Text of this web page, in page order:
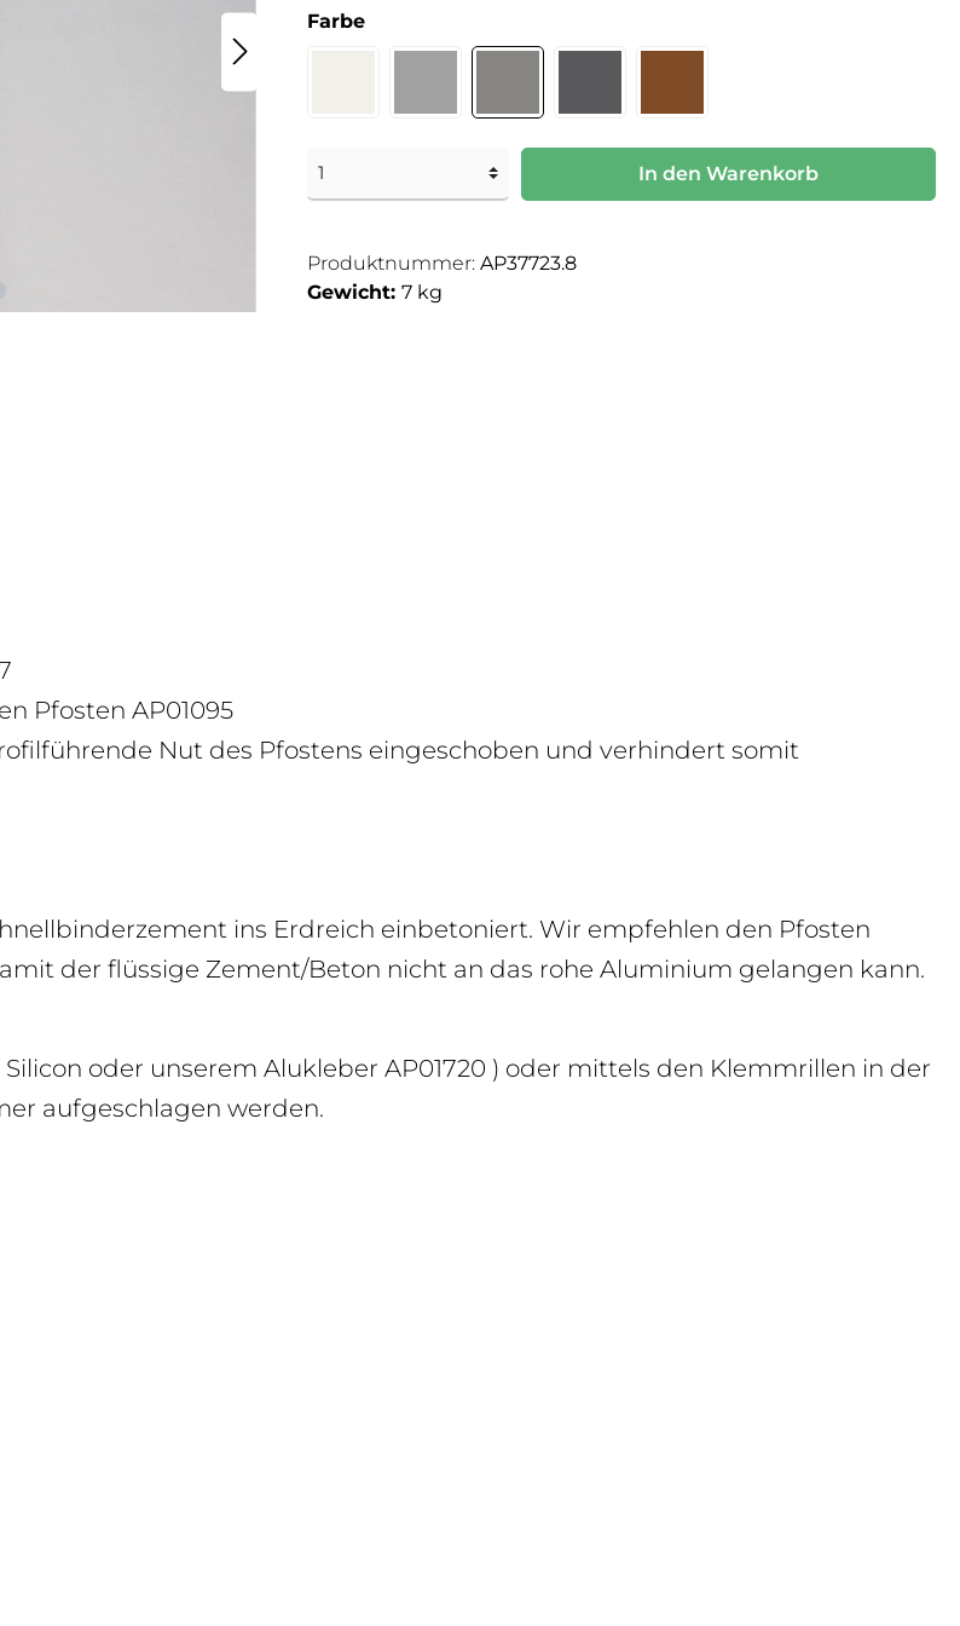
Farbe
In den Warenkorb
Produktnummer: AP37723.8
Gewicht: 7 kg
Pfosten AP01095
Nut des Pfostens eingeschoben und verhindert somit
ins Erdreich einbetoniert. Wir empfehlen den Pfosten
der flüssige Zement/Beton nicht an das rohe Aluminium gelangen kann.
oder unserem Alukleber AP01720 ) oder mittels den Klemmrillen in der
aufgeschlagen werden.